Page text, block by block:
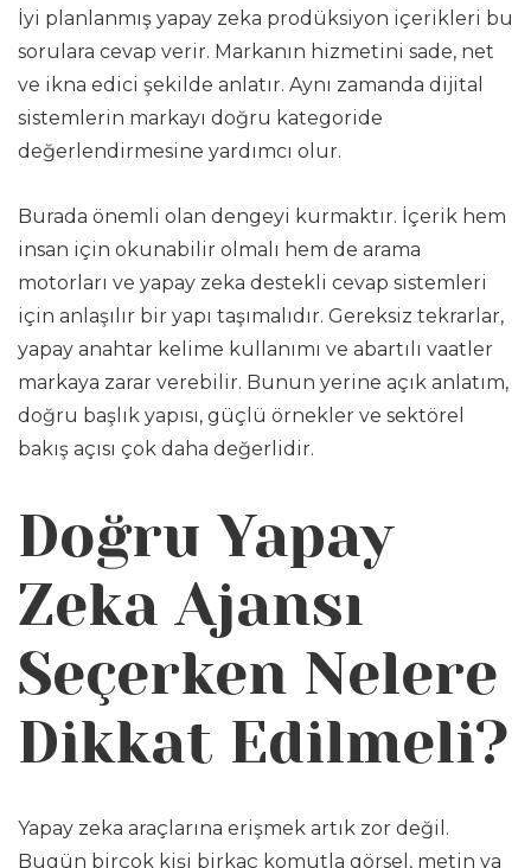
İyi planlanmış yapay zeka prodüksiyon içerikleri bu
sorulara cevap verir. Markanın hizmetini sade, net
ve ikna edici şekilde anlatır. Aynı zamanda dijital
sistemlerin markayı doğru kategoride
değerlendirmesine yardımcı olur.
Burada önemli olan dengeyi kurmaktır. İçerik hem
insan için okunabilir olmalı hem de arama
motorları ve yapay zeka destekli cevap sistemleri
için anlaşılır bir yapı taşımalıdır. Gereksiz tekrarlar,
yapay anahtar kelime kullanımı ve abartılı vaatler
markaya zarar verebilir. Bunun yerine açık anlatım,
doğru başlık yapısı, güçlü örnekler ve sektörel
bakış açısı çok daha değerlidir.
Doğru Yapay
Zeka Ajansı
Seçerken Nelere
Dikkat Edilmeli?
Yapay zeka araçlarına erişmek artık zor değil.
Bugün birçok kişi birkaç komutla görsel, metin ya